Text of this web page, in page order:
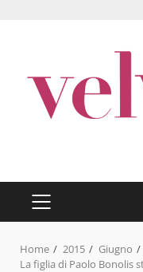
PRIMARY
MENU
Home 2015 Giugno
La figlia di Paolo Bonolis